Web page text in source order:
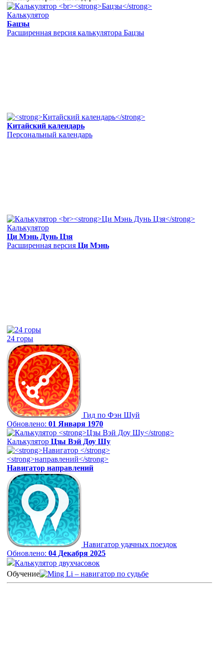
Калькулятор
Бацзы
Расширенная версия калькулятора Бацзы
Китайский календарь
Персональный календарь
Калькулятор
Ци Мэнь Дунь Цзя
Расширенная версия Ци Мэнь
24 горы
Гид по Фэн Шуй
Обновлено: 01 Января 1970
Калькулятор Цзы Вэй Доу Шу
Навигатор направлений
Навигатор удачных поездок
Обновлено: 04 Декабря 2025
Калькулятор двухчасовок
Обучение